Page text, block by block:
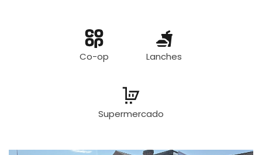
Co-op Lanches
Supermercado